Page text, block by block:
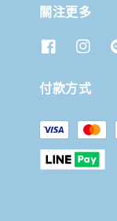
關注更多
付款方式